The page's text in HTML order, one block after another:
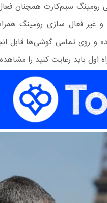
سیم‌کارت همچنان
غیر فعال سازی رومینگ
و روی تمامی گوشی‌ها قابل
اول باید رعایت کنید را